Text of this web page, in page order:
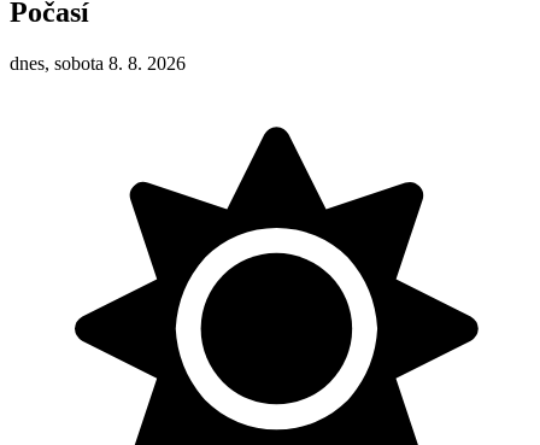
Počasí
dnes, sobota 8. 8. 2026